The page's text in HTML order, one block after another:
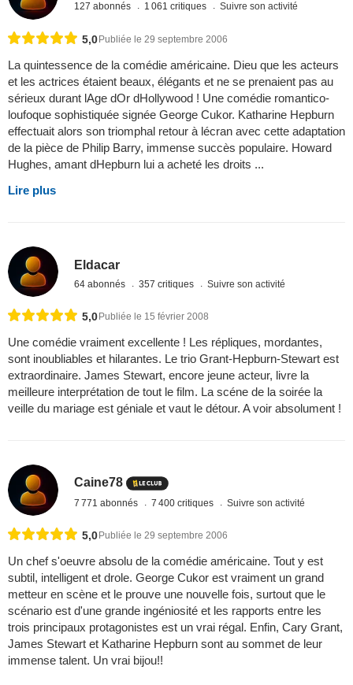
127 abonnés 1 061 critiques Suivre son activité
5,0 Publiée le 29 septembre 2006
La quintessence de la comédie américaine. Dieu que les acteurs
et les actrices étaient beaux, élégants et ne se prenaient pas au
sérieux durant lAge dOr dHollywood ! Une comédie romantico-
loufoque sophistiquée signée George Cukor. Katharine Hepburn
effectuait alors son triomphal retour à lécran avec cette adaptation
de la pièce de Philip Barry, immense succès populaire. Howard
Hughes, amant dHepburn lui a acheté les droits ...
Lire plus
Eldacar
64 abonnés 357 critiques Suivre son activité
5,0 Publiée le 15 février 2008
Une comédie vraiment excellente ! Les répliques, mordantes,
sont inoubliables et hilarantes. Le trio Grant-Hepburn-Stewart est
extraordinaire. James Stewart, encore jeune acteur, livre la
meilleure interprétation de tout le film. La scéne de la soirée la
veille du mariage est géniale et vaut le détour. A voir absolument !
Caine78
7 771 abonnés 7 400 critiques Suivre son activité
5,0Publiée le 29 septembre 2006
Un chef s'oeuvre absolu de la comédie américaine. Tout y est
subtil, intelligent et drole. George Cukor est vraiment un grand
metteur en scène et le prouve une nouvelle fois, surtout que le
scénario est d'une grande ingéniosité et les rapports entre les
trois principaux protagonistes est un vrai régal. Enfin, Cary Grant,
James Stewart et Katharine Hepburn sont au sommet de leur
immense talent. Un vrai bijou!!